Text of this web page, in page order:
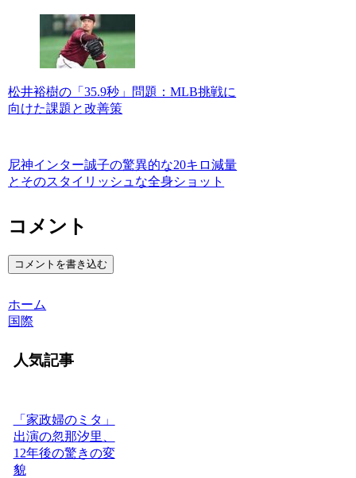
松井裕樹の「35.9秒」問題：MLB挑戦に
向けた課題と改善策
尼神インター誠子の驚異的な20キロ減量
とそのスタイリッシュな全身ショット
コメント
コメントを書き込む
ホーム
国際
人気記事
「家政婦のミタ」
出演の忽那汐里、
12年後の驚きの変
貌